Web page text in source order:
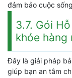
đảm bảo cuộc
3.7. Gói
khỏe hàng
Đây là giải pháp
giúp bạn an tâm